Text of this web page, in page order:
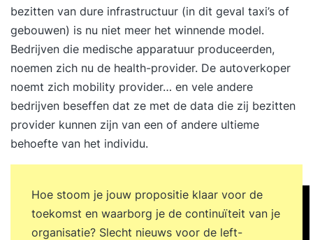
bezitten van dure infrastructuur (in dit geval taxi’s of
gebouwen) is nu niet meer het winnende model.
Bedrijven die medische apparatuur produceerden,
noemen zich nu de health-provider. De autoverkoper
noemt zich mobility provider… en vele andere
bedrijven beseffen dat ze met de data die zij bezitten
provider kunnen zijn van een of andere ultieme
behoefte van het individu.
Hoe stoom je jouw propositie klaar voor de
toekomst en waarborg je de continuïteit van je
organisatie? Slecht nieuws voor de left-